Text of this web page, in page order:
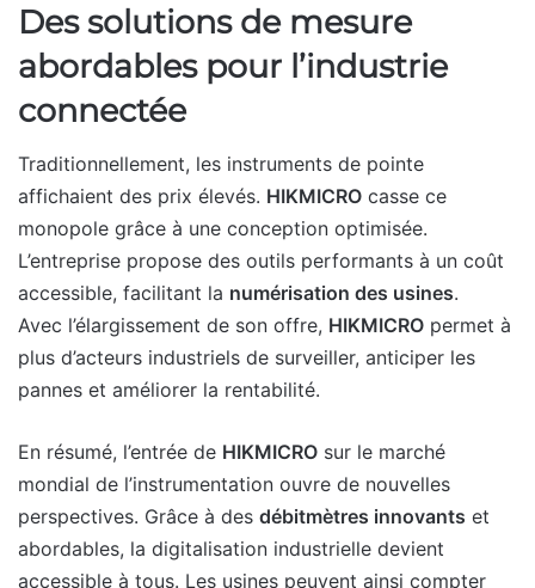
Des solutions de mesure
abordables pour l’industrie
connectée
Traditionnellement, les instruments de pointe
affichaient des prix élevés. HIKMICRO casse ce
monopole grâce à une conception optimisée.
L’entreprise propose des outils performants à un coût
accessible, facilitant la numérisation des usines.
Avec l’élargissement de son offre, HIKMICRO permet à
plus d’acteurs industriels de surveiller, anticiper les
pannes et améliorer la rentabilité.
En résumé, l’entrée de HIKMICRO sur le marché
mondial de l’instrumentation ouvre de nouvelles
perspectives. Grâce à des débitmètres innovants et
abordables, la digitalisation industrielle devient
accessible à tous. Les usines peuvent ainsi compter